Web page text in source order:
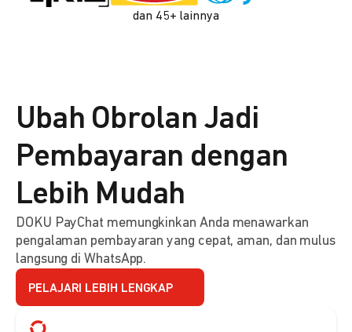
dan 45+ lainnya
Ubah Obrolan Jadi
Pembayaran dengan
Lebih Mudah
DOKU PayChat memungkinkan Anda menawarkan
pengalaman pembayaran yang cepat, aman, dan mulus
langsung di WhatsApp.
PELAJARI LEBIH LENGKAP